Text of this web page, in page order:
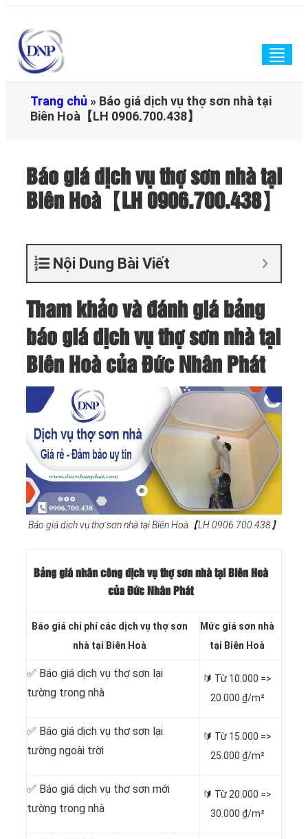
Trang chủ » Báo giá dịch vụ thợ sơn nhà tại
Biên Hoà【LH 0906.700.438】
Báo giá dịch vụ thợ sơn nhà tại
Biên Hoà【LH 0906.700.438】
Nội Dung Bài Viết
Tham khảo và đánh giá bảng
báo giá dịch vụ thợ sơn nhà tại
Biên Hoà của Đức Nhân Phát
Báo giá dịch vụ thợ sơn nhà tại Biên Hoà【LH 0906.700.438】
Bảng giá nhân công dịch vụ thợ sơn nhà tại Biên Hoà
của Đức Nhân Phát
Báo giá chi phí các dịch vụ thợ sơn
nhà tại Biên Hoà
Mức giá sơn nhà
tại Biên Hoà
✅ Báo giá dịch vụ thợ sơn lại
tường trong nhà
🔰 Từ 10.000 =>
20.000 ₫/m²
✅ Báo giá dịch vụ thợ sơn lại
tường ngoài trời
🔰 Từ 15.000 =>
25.000 ₫/m²
✅ Báo giá dịch vụ thợ sơn mới
tường trong nhà
🔰 Từ 20.000 =>
30.000 ₫/m²